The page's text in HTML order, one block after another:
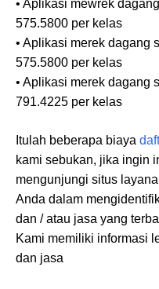
• Aplikasi mewrek
575.5800 per kelas
• Aplikasi merek dagang
575.5800 per kelas
• Aplikasi merek dagang
791.4225 per kelas
Itulah beberapa biaya
kami sebukan, jika ingin
mengunjungi situs
Anda dalam
dan / atau jasa yang
Kami memiliki informasi
dan jasa